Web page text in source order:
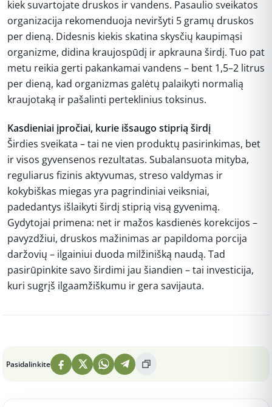
kiek suvartojate druskos ir vandens. Pasaulio sveikatos
organizacija rekomenduoja neviršyti 5 gramų druskos
per dieną. Didesnis kiekis skatina skysčių kaupimąsi
organizme, didina kraujospūdį ir apkrauna širdį. Tuo pat
metu reikia gerti pakankamai vandens – bent 1,5–2 litrus
per dieną, kad organizmas galėtų palaikyti normalią
kraujotaką ir pašalinti perteklinius toksinus.
Kasdieniai įpročiai, kurie išsaugo stiprią širdį
Širdies sveikata – tai ne vien produktų pasirinkimas, bet
ir visos gyvensenos rezultatas. Subalansuota mityba,
reguliarus fizinis aktyvumas, streso valdymas ir
kokybiškas miegas yra pagrindiniai veiksniai,
padedantys išlaikyti širdį stiprią visą gyvenimą.
Gydytojai primena: net ir mažos kasdienės korekcijos –
pavyzdžiui, druskos mažinimas ar papildoma porcija
daržovių – ilgainiui duoda milžinišką naudą. Tad
pasirūpinkite savo širdimi jau šiandien – tai investicija,
kuri sugrįš ilgaamžiškumu ir gera savijauta.
Pasidalinkite